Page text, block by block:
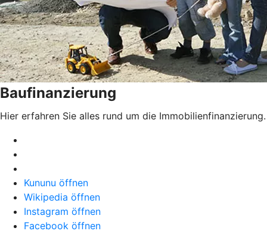
Baufinanzierung
Hier erfahren Sie alles rund um die Immobilienfinanzierung.
Kununu öffnen
Wikipedia öffnen
Instagram öffnen
Facebook öffnen